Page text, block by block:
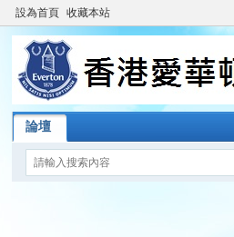
設為首頁 收藏本站
論壇